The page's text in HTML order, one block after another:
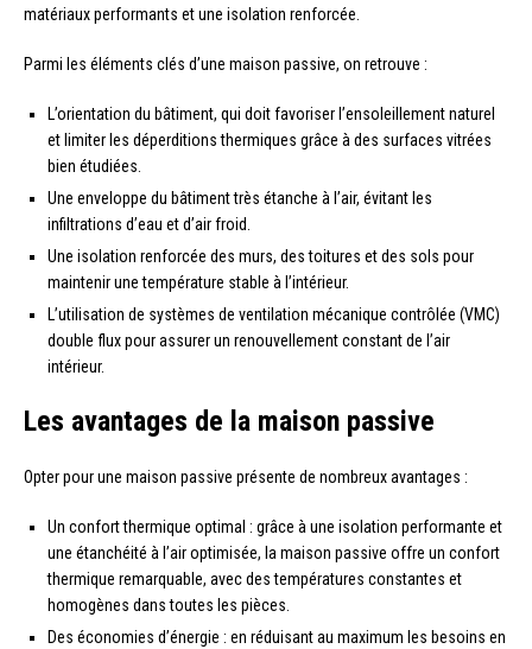
matériaux performants et une isolation renforcée.
Parmi les éléments clés d’une maison passive, on retrouve :
L’orientation du bâtiment, qui doit favoriser l’ensoleillement naturel
et limiter les déperditions thermiques grâce à des surfaces vitrées
bien étudiées.
Une enveloppe du bâtiment très étanche à l’air, évitant les
infiltrations d’eau et d’air froid.
Une isolation renforcée des murs, des toitures et des sols pour
maintenir une température stable à l’intérieur.
L’utilisation de systèmes de ventilation mécanique contrôlée (VMC)
double flux pour assurer un renouvellement constant de l’air
intérieur.
Les avantages de la maison passive
Opter pour une maison passive présente de nombreux avantages :
Un confort thermique optimal : grâce à une isolation performante et
une étanchéité à l’air optimisée, la maison passive offre un confort
thermique remarquable, avec des températures constantes et
homogènes dans toutes les pièces.
Des économies d’énergie : en réduisant au maximum les besoins en